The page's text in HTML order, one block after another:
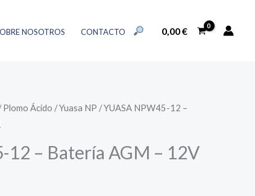
NOSOTROS CONTACTO BUSCAR:
0,00€
Plomo Ácido /Yuasa NP / YUASA NPW45-12 –
12 – Batería AGM – 12V
-
F1